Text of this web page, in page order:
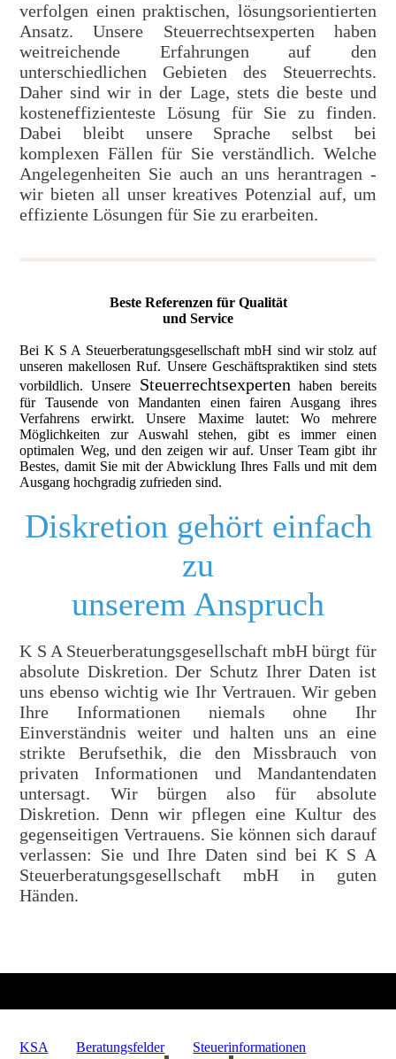
verfolgen einen praktischen, lösungsorientierten
Ansatz. Unsere Steuerrechtsexperten haben
weitreichende Erfahrungen auf den
unterschiedlichen Gebieten des Steuerrechts.
Daher sind wirin der Lage, stets die beste und
kosteneffizienteste Lösung für Sie zu finden.
Dabei bleibt unsere Sprache selbst bei
komplexen Fällenfür Sie verständlich. Welche
Angelegenheiten Sie auch an uns herantragen -
wir bieten all unser kreatives Potenzial auf, um
effiziente Lösungen für Sie zu erarbeiten.
Beste Referenzen für Qualität
und Service
Bei K S A Steuerberatungsgesellschaft mbH sind wir stolz auf
unseren makellosen Ruf. Unsere Geschäftspraktiken sind stets
vorbildlich. Unsere Steuerrechtsexperten haben bereits
für Tausende von Mandanten einen fairen Ausgang ihres
Verfahrens erwirkt. Unsere Maxime lautet: Wo mehrere
Möglichkeiten zur Auswahl stehen, gibt es immer einen
optimalen Weg, und den zeigen wir auf. Unser Team gibt ihr
Bestes, damit Sie mit der Abwicklung Ihres Falls und mit dem
Ausgang hochgradig zufrieden sind.
Diskretion gehört einfach
zu
unserem Anspruch
K S A Steuerberatungsgesellschaft mbH bürgt für
absolute Diskretion. Der Schutz Ihrer Daten ist
uns ebenso wichtig wie Ihr Vertrauen. Wir geben
Ihre Informationen niemals ohne Ihr
Einverständnis weiter und halten uns an eine
strikte Berufsethik, die den Missbrauch von
privaten Informationen und Mandantendaten
untersagt. Wir bürgen also für absolute
Diskretion. Denn wir pflegen eine Kultur des
gegenseitigen Vertrauens. Sie können sich darauf
verlassen: Sie und Ihre Daten sind bei K S A
Steuerberatungsgesellschaft mbH in guten
Händen.
KSA Beratungsfelder
Steuerinformationen